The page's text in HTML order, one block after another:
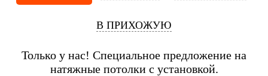
В ПРИХОЖУЮ
Только у нас! Специальное предложение на
натяжные потолки с установкой.